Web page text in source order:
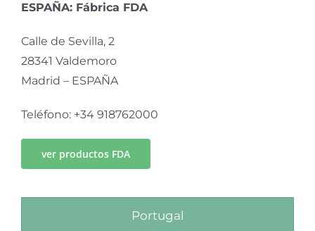
ESPAÑA: Fábrica FDA
Calle de Sevilla, 2
28341 Valdemoro
Madrid – ESPAÑA
Teléfono: +34 918762000
ver productos FDA
Portugal